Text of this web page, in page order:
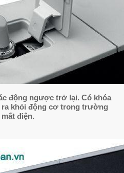
động ngược trở lại. Có khóa
khỏi động cơ trong trường
điện.